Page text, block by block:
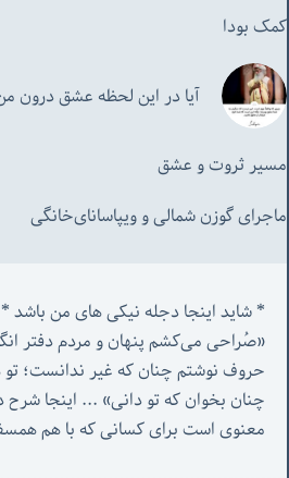
کمک بودا
آیا در این لحظه عشق
مسیر ثروت و عشق
ماجرای گوزن شمالی و‌ ویپاسانای‌خانگی
«صُراحی می‌کشم پنهان‌ و مردم‌ دفتر انگارند»... «
چنان بخوان که تو دانی» ...
معنوی است برای کسانی که با هم